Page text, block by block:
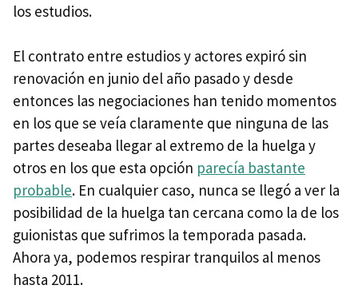
los estudios.
El contrato entre estudios y actores expiró sin
renovación en junio del año pasado y desde
entonces las negociaciones han tenido momentos
en los que se veía claramente que ninguna de las
partes deseaba llegar al extremo de la huelga y
otros en los que esta opción parecía bastante
probable. En cualquier caso, nunca se llegó a ver la
posibilidad de la huelga tan cercana como la de los
guionistas que sufrimos la temporada pasada.
Ahora ya, podemos respirar tranquilos al menos
hasta 2011.